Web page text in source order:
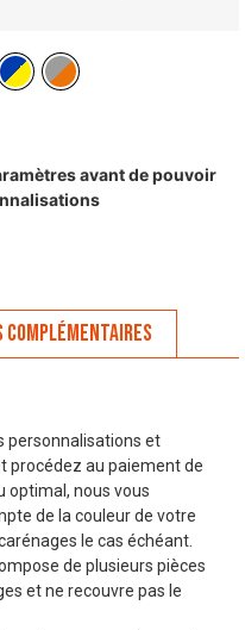
avant de pouvoir
personnalisations et
procédez au paiement de
optimal, nous vous
de la couleur de votre
le cas échéant.
de plusieurs pièces
et ne recouvre pas le